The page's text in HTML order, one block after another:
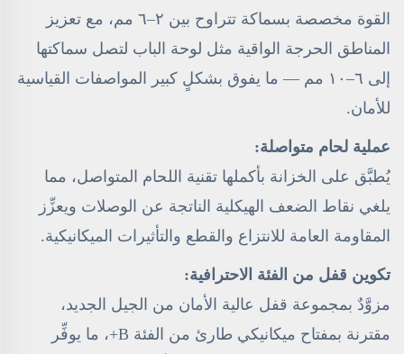
القوة مخصصة بسماكة تتراوح بين ٢–٦ مم، مع تعزيز
المناطق الحرجة الواقية مثل لوحة الباب لتصل سماكتها
إلى ٦–١٠ مم — ما يفوق بشكلٍ كبير المواصفات القياسية
للأمان.
عملية لحام متواصلة:
يُطبَّق على الخزانة بأكملها تقنية اللحام المتواصل، مما
يلغي نقاط الضعف الهيكلية الناتجة عن الوصلات ويعزِّز
المقاومة العامة للانتزاع والقطع والتأثيرات الميكانيكية.
تكوين قفل من الفئة الاحترافية:
مزوَّدٌ بمجموعة قفل عالية الأمان من الجيل الجديد،
مقترنة بمفتاح ميكانيكي طارئ من الفئة B+، ما يوفِّر